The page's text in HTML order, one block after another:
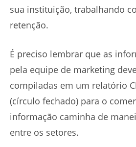
sua instituição, trabalhando
retenção.
É preciso lembrar que as
pela equipe de marketing
compiladas em um relatório
(círculo fechado) para o
informação caminha de
entre os setores.